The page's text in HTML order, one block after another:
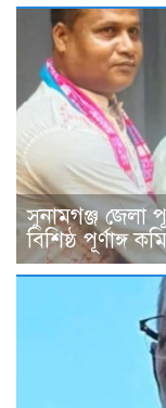
সুনামগঞ্জ জেলা
বিশিষ্ঠ পূর্ণাঙ্গ